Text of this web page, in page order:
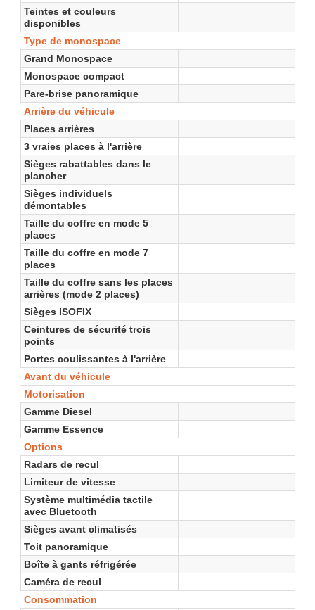
Teintes et couleurs
disponibles
Type de monospace
Grand Monospace
Monospace compact
Pare-brise panoramique
Arrière du véhicule
Places arrières
3 vraies places à l'arrière
Sièges rabattables dans le
plancher
Sièges individuels
démontables
Taille du coffre en mode 5
places
Taille du coffre en mode 7
places
Taille du coffre sans les places
arrières (mode 2 places)
Sièges ISOFIX
Ceintures de sécurité trois
points
Portes coulissantes à l'arrière
Avant du véhicule
Motorisation
Gamme Diesel
Gamme Essence
Options
Radars de recul
Limiteur de vitesse
Système multimédia tactile
avec Bluetooth
Sièges avant climatisés
Toit panoramique
Boîte à gants réfrigérée
Caméra de recul
Consommation